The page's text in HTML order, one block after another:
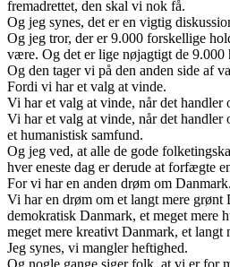
fremadrettet, den skal vi nok få.
Og jeg synes, det er en vigtig
Og jeg tror, der er 9.000 forskellige
være. Og det er lige nøjagtigt de 9.000
Og den tager vi på den anden side af
Fordi vi har et valg at vinde.
Vi har et valg at vinde, når det handler
Vi har et valg at vinde, når det
et humanistisk samfund.
Og jeg ved, at alle de gode
hver eneste dag er derude at forfægte
For vi har en anden drøm om Danmark.
Vi har en drøm om et langt mere grønt
demokratisk Danmark, et meget mere
meget mere kreativt Danmark, et langt
Jeg synes, vi mangler heftighed.
Og nogle gange siger folk, at vi er for